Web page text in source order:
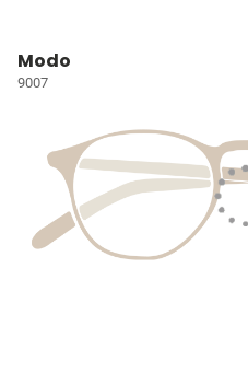
Modo
9007